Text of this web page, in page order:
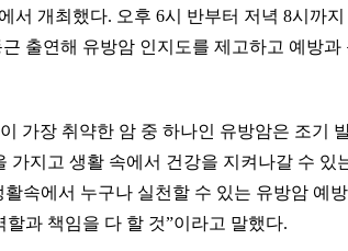
서 개최했다. 오후 6시 반부터 저녁 8시까지
출연해 유방암 인지도를 제고하고 예방과
가장 취약한 암 중 하나인 유방암은 조기
가지고 생활 속에서 건강을 지켜나갈 수 있
속에서 누구나 실천할 수 있는 유방암 예
과 책임을 다 할 것”이라고 말했다.